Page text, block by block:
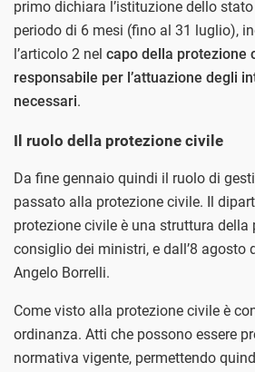
primo dichiara l’istituzione dello
periodo di 6 mesi (fino al 31 luglio),
l’articolo 2 nel capo della protezione
responsabile per l’attuazione degli
necessari.
Il ruolo della protezione civile
Da fine gennaio quindi il ruolo di
passato alla protezione civile. Il
protezione civile è una struttura della
consiglio dei ministri, e dall’8 agosto
Angelo Borrelli.
Come visto alla protezione civile è
ordinanza. Atti che possono essere
normativa vigente, permettendo